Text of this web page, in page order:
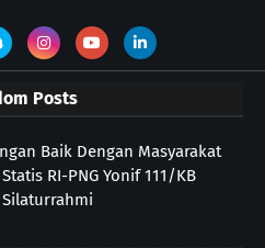
Posts
Baik Dengan Masyarakat
RI-PNG Yonif 111/KB